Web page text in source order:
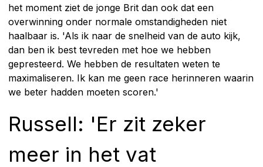
het moment ziet de jonge Brit dan ook dat een
overwinning onder normale omstandigheden niet
haalbaar is. 'Als ik naar de snelheid van de auto kijk,
dan ben ik best tevreden met hoe we hebben
gepresteerd. We hebben de resultaten weten te
maximaliseren. Ik kan me geen race herinneren waarin
we beter hadden moeten scoren.'
Russell: 'Er zit zeker
meer in het vat